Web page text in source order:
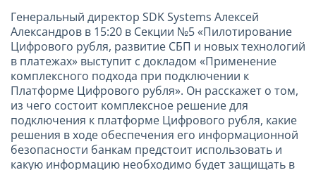
Генеральный директор SDK Systems Алексей
Александров в 15:20 в Секции №5 «Пилотирование
Цифрового рубля, развитие СБП и новых технологий
в платежах» выступит с докладом «Применение
комплексного подхода при подключении к
Платформе Цифрового рубля». Он расскажет о том,
из чего состоит комплексное решение для
подключения к платформе Цифрового рубля, какие
решения в ходе обеспечения его информационной
безопасности банкам предстоит использовать и
какую информацию необходимо будет защищать в